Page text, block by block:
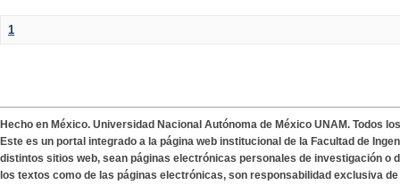
1
Hecho en México. Universidad Nacional Autónoma de México UNAM. Todos
Este es un portal integrado a la página web institucional de la Facultad de
distintos sitios web, sean páginas electrónicas personales de investigación o
los textos como de las páginas electrónicas, son responsabilidad exclusiva